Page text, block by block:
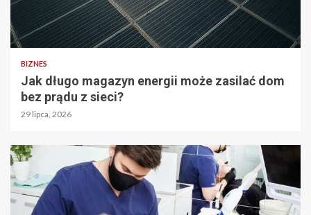
BIZNES
Jak długo magazyn energii może zasilać dom
bez prądu z sieci?
29 lipca, 2026